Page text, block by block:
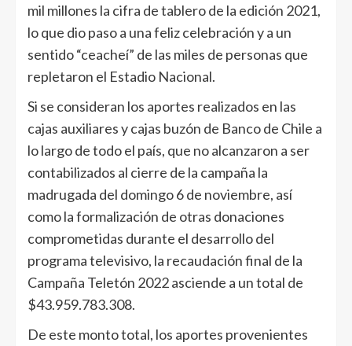
mil millones la cifra de tablero de la edición 2021,
lo que dio paso a una feliz celebración y a un
sentido “ceacheí” de las miles de personas que
repletaron el Estadio Nacional.
Si se consideran los aportes realizados en las
cajas auxiliares y cajas buzón de Banco de Chile a
lo largo de todo el país, que no alcanzaron a ser
contabilizados al cierre de la campaña la
madrugada del domingo 6 de noviembre, así
como la formalización de otras donaciones
comprometidas durante el desarrollo del
programa televisivo, la recaudación final de la
Campaña Teletón 2022 asciende a un total de
$43.959.783.308.
De este monto total, los aportes provenientes